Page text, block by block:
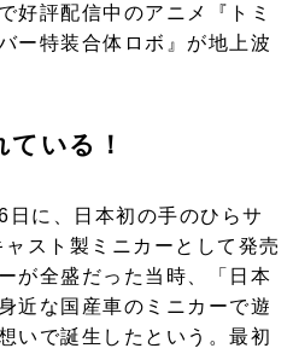
好評配信中のアニメ『トミ
ー特装合体ロボ』が地上波
いる！
日に、日本初の手のひらサ
スト製ミニカーとして発売
が全盛だった当時、「日本
近な国産車のミニカーで遊
いで誕生したという。最初